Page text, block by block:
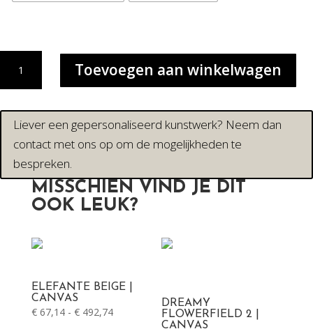
GIRL
|
DRUK
Toevoegen aan winkelwagen
Liever een gepersonaliseerd kunstwerk? Neem dan
contact met ons op om de mogelijkheden te
bespreken.
MISSCHIEN VIND JE DIT
OOK LEUK?
ELEFANTE BEIGE |
CANVAS
€67,14 - €492,74Prijsklasse:
DREAMY
FLOWERFIELD 2 |
CANVAS